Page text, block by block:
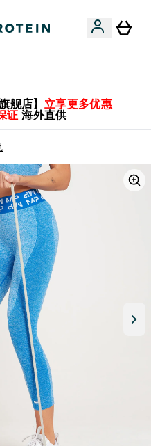
舰店】 立享更多优惠
证 海外直供